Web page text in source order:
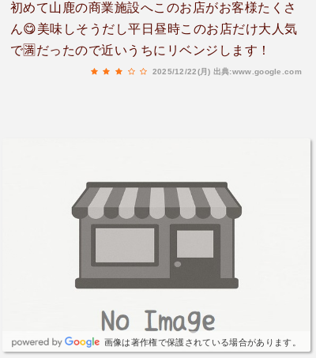
初めて山鹿の商業施設へこのお店がお客様たくさ
ん😋美味しそうだし平日昼時このお店だけ大人気
で🈵だったので近いうちにリベンジします！
2025/12/22(月) 出典:www.google.com
画像は著作権で保護されている場合があります。